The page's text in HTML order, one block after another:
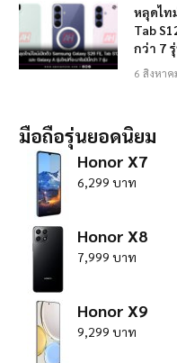
หลุดไท
Tab
กว่า 7
6 สิงหา
มือถือรุ่นยอดนิยม
Honor X7
6,299 บาท
Honor X8
7,999 บาท
Honor X9
9,299 บาท